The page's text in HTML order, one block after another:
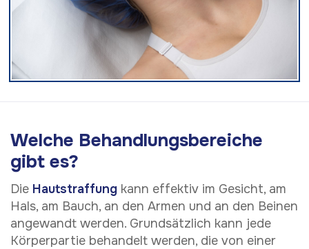
Welche Behandlungsbereiche
gibt es?
Die Hautstraffung kann effektiv im Gesicht, am
Hals, am Bauch, an den Armen und an den Beinen
angewandt werden. Grundsätzlich kann jede
Körperpartie behandelt werden, die von einer